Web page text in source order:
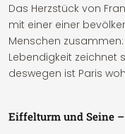
Das Herzstück von
mit einer einer
Menschen zusammen:
Lebendigkeit zeichnet
deswegen ist Paris
Eiffelturm und Seine